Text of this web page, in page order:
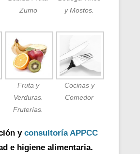
Zumo
y Mostos.
Fruta y
Verduras.
Fruterías.
Cocinas y
Comedor
y consultoría APPCC
e higiene alimentaria.